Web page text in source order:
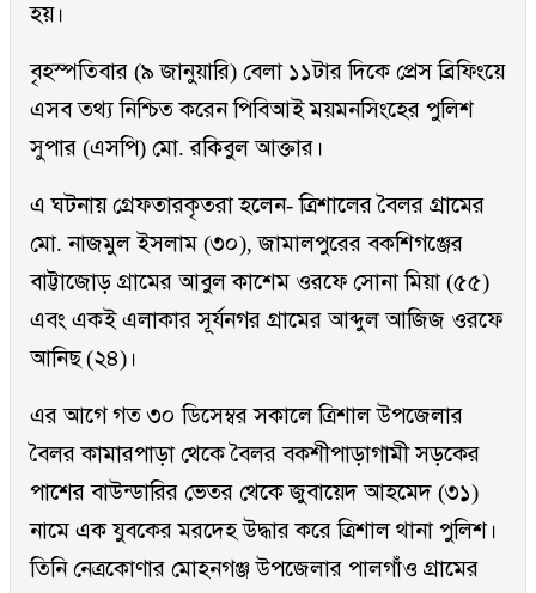
হয়।
বৃহস্পতিবার (৯ জানুয়ারি) বেলা ১১টার দিকে প্রেস ব্রিফিংয়ে
এসব তথ্য নিশ্চিত করেন পিবিআই ময়মনসিংহের পুলিশ
সুপার (এসপি) মো. রকিবুল আক্তার।
এ ঘটনায় গ্রেফতারকৃতরা হলেন- ত্রিশালের বৈলর গ্রামের
মো. নাজমুল ইসলাম (৩০), জামালপুরের বকশিগঞ্জের
বাট্টাজোড় গ্রামের আবুল কাশেম ওরফে সোনা মিয়া (৫৫)
এবং একই এলাকার সূর্যনগর গ্রামের আব্দুল আজিজ ওরফে
আনিছ (২৪)।
এর আগে গত ৩০ ডিসেম্বর সকালে ত্রিশাল উপজেলার
বৈলর কামারপাড়া থেকে বৈলর বকশীপাড়াগামী সড়কের
পাশের বাউন্ডারির ভেতর থেকে জুবায়েদ আহমেদ (৩১)
নামে এক যুবকের মরদেহ উদ্ধার করে ত্রিশাল থানা পুলিশ।
তিনি নেত্রকোণার মোহনগঞ্জ উপজেলার পালগাঁও গ্রামের